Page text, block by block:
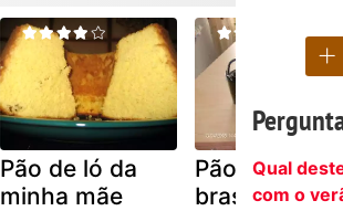
Pão de ló da
minha mãe
Pão de ló
brasileiro
Qual
com o